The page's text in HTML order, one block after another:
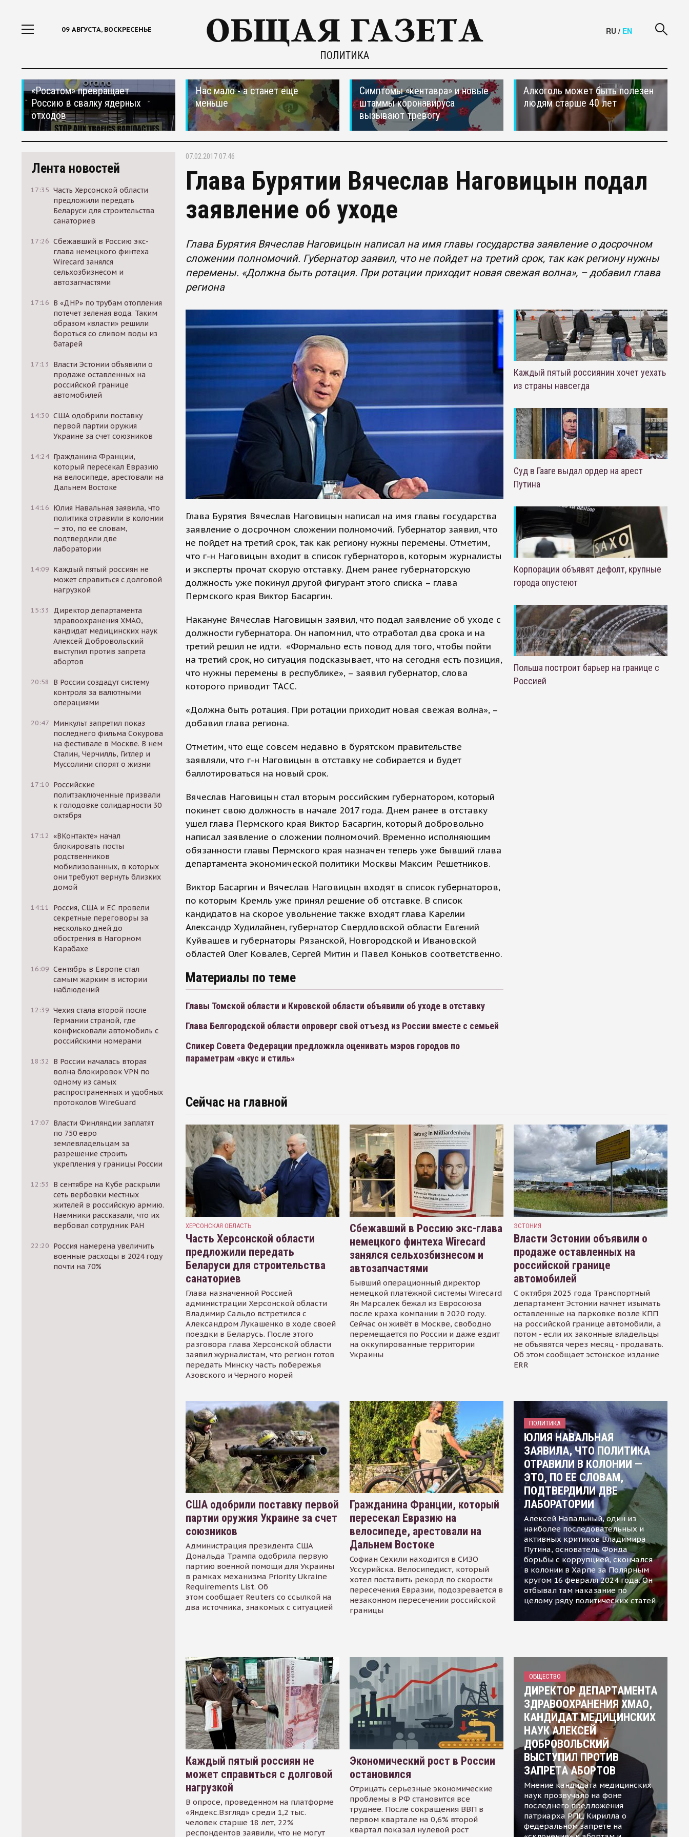
09 АВГУСТА, ВОСКРЕСЕНЬЕ
ПОЛИТИКА
RU / EN
«Росатом» превращает
Россию в свалку ядерных
отходов
Нас мало - а станет еще
меньше
Симптомы «кентавра» и новые
штаммы коронавируса
вызывают тревогу
Алкоголь может быть полезен
людям старше 40 лет
Лента новостей
17:35 Часть Херсонской области
предложили передать
Беларуси для строительства
санаториев
17:26 Сбежавший в Россию экс-
глава немецкого финтеха
Wirecard занялся
сельхозбизнесом и
автозапчастями
17:16 В «ДНР» по трубам отопления
потечет зеленая вода. Таким
образом «власти» решили
бороться со сливом воды из
батарей
17:13
Власти Эстонии объявили о
продаже оставленных на
российской границе
автомобилей
14:30 США одобрили поставку
первой партии оружия
Украине за счет союзников
14:24 Гражданина Франции,
который пересекал Евразию
на велосипеде, арестовали на
Дальнем Востоке
14:16 Юлия Навальная заявила, что
политика отравили в колонии
— это, по ее словам,
подтвердили две
лаборатории
14:09 Каждый пятый россиян не
может справиться с долговой
нагрузкой
15:33
Директор департамента
здравоохранения ХМАО,
кандидат медицинских наук
Алексей Добровольский
выступил против запрета
абортов
20:58
В России создадут систему
контроля за валютными
операциями
20:47 Минкульт запретил показ
последнего фильма Сокурова
на фестивале в Москве. В нем
Сталин, Черчилль, Гитлер и
Муссолини спорят о жизни
17:10 Российские
политзаключенные призвали
к голодовке солидарности 30
октября
17:12 «ВКонтакте» начал
блокировать посты
родственников
мобилизованных, в которых
они требуют вернуть близких
домой
14:11
Россия, США и ЕС провели
секретные переговоры за
несколько дней до
обострения в Нагорном
Карабахе
16:09 Сентябрь в Европе стал
самым жарким в истории
наблюдений
12:39 Чехия стала второй после
Германии страной, где
конфисковали автомобиль с
российскими номерами
18:32
В России началась вторая
волна блокировок VPN по
одному из самых
распространенных и удобных
протоколов WireGuard
17:07 Власти Финляндии заплатят
по 750 евро
землевладельцам за
разрешение строить
укрепления у границы России
12:53
В сентябре на Кубе раскрыли
сеть вербовки местных
жителей в российскую армию.
Наемники рассказали, что их
вербовал сотрудник РАН
22:20 Россия намерена увеличить
военные расходы в 2024 году
почти на 70%
07.02.2017 07:46
Глава Бурятии Вячеслав Наговицын подал
заявление об уходе
Глава Бурятия Вячеслав Наговицын написал на имя главы государства заявление о досрочном
сложении полномочий. Губернатор заявил, что не пойдет на третий срок, так как региону нужны
перемены. «Должна быть ротация. При ротации приходит новая свежая волна», – добавил глава
региона
Глава Бурятия Вячеслав Наговицын написал на имя главы государства
заявление о досрочном сложении полномочий. Губернатор заявил, что
не пойдет на третий срок, так как региону нужны перемены. Отметим,
что г-н Наговицын входит в список губернаторов, которым журналисты
и эксперты прочат скорую отставку. Днем ранее губернаторскую
должность уже покинул другой фигурант этого списка – глава
Пермского края Виктор Басаргин.
Накануне Вячеслав Наговицын заявил, что подал заявление об уходе с
должности губернатора. Он напомнил, что отработал два срока и на
третий решил не идти. «Формально есть повод для того, чтобы пойти
на третий срок, но ситуация подсказывает, что на сегодня есть позиция,
что нужны перемены в республике», – заявил губернатор, слова
которого приводит ТАСС.
«Должна быть ротация. При ротации приходит новая свежая волна», –
добавил глава региона.
Отметим, что еще совсем недавно в бурятском правительстве
заявляли, что г-н Наговицын в отставку не собирается и будет
баллотироваться на новый срок.
Вячеслав Наговицын стал вторым российским губернатором, который
покинет свою должность в начале 2017 года. Днем ранее в отставку
ушел глава Пермского края Виктор Басаргин, который добровольно
написал заявление о сложении полномочий. Временно исполняющим
обязанности главы Пермского края назначен теперь уже бывший глава
департамента экономической политики Москвы Максим Решетников.
Виктор Басаргин и Вячеслав Наговицын входят в список губернаторов,
по которым Кремль уже принял решение об отставке. В список
кандидатов на скорое увольнение также входят глава Карелии
Александр Худилайнен, губернатор Свердловской области Евгений
Куйвашев и губернаторы Рязанской, Новгородской и Ивановской
областей Олег Ковалев, Сергей Митин и Павел Коньков соответственно.
Материалы по теме
Главы Томской области и Кировской области объявили об уходе в отставку
Глава Белгородской области опроверг свой отъезд из России вместе с семьей
Спикер Совета Федерации предложила оценивать мэров городов по
параметрам «вкус и стиль»
Каждый пятый россиянин хочет уехать
из страны навсегда
Суд в Гааге выдал ордер на арест
Путина
Корпорации объявят дефолт, крупные
города опустеют
Польша построит барьер на границе с
Россией
Сейчас на главной
ХЕРСОНСКАЯ ОБЛАСТЬ
Часть Херсонской области
предложили передать
Беларуси для строительства
санаториев
Глава назначенной Россией
администрации Херсонской области
Владимир Сальдо встретился с
Александром Лукашенко в ходе своей
поездки в Беларусь. После этого
разговора глава Херсонской области
заявил журналистам, что регион готов
передать Минску часть побережья
Азовского и Черного морей
Сбежавший в Россию экс-глава
немецкого финтеха Wirecard
занялся сельхозбизнесом и
автозапчастями
Бывший операционный директор
немецкой платёжной системы Wirecard
Ян Марсалек бежал из Евросоюза
после краха компании в 2020 году.
Сейчас он живёт в Москве, свободно
перемещается по России и даже ездит
на оккупированные территории
Украины
ЭСТОНИЯ
Власти Эстонии объявили о
продаже оставленных на
российской границе
автомобилей
С октября 2025 года Транспортный
департамент Эстонии начнет изымать
оставленные на парковке возле КПП
на российской границе автомобили, а
потом - если их законные владельцы
не объявятся через месяц - продавать.
Об этом сообщает эстонское издание
ERR
США одобрили поставку первой
партии оружия Украине за счет
союзников
Администрация президента США
Дональда Трампа одобрила первую
партию военной помощи для Украины
в рамках механизма Priority Ukraine
Requirements List. Об
этом сообщает Reuters со ссылкой на
два источника, знакомых с ситуацией
Гражданина Франции, который
пересекал Евразию на
велосипеде, арестовали на
Дальнем Востоке
Софиан Сехили находится в СИЗО
Уссурийска. Велосипедист, который
хотел поставить рекорд по скорости
пересечения Евразии, подозревается в
незаконном пересечении российской
границы
ПОЛИТИКА
ЮЛИЯ НАВАЛЬНАЯ
ЗАЯВИЛА, ЧТО ПОЛИТИКА
ОТРАВИЛИ В КОЛОНИИ —
ЭТО, ПО ЕЕ СЛОВАМ,
ПОДТВЕРДИЛИ ДВЕ
ЛАБОРАТОРИИ
Алексей Навальный, один из
наиболее последовательных и
активных критиков Владимира
Путина, основатель Фонда
борьбы с коррупцией, скончался
в колонии в Харпе за Полярным
кругом 16 февраля 2024 года. Он
отбывал там наказание по
целому ряду политических статей
Каждый пятый россиян не
может справиться с долговой
нагрузкой
В опросе, проведенном на платформе
«Яндекс.Взгляд» среди 1,2 тыс.
человек старше 18 лет, 22%
респондентов заявили, что не могут
Экономический рост в России
остановился
Отрицать серьезные экономические
проблемы в РФ становится все
труднее. После сокращения ВВП в
первом квартале на 0,6% второй
квартал показал нулевой рост
ОБЩЕСТВО
ДИРЕКТОР ДЕПАРТАМЕНТА
ЗДРАВООХРАНЕНИЯ ХМАО,
КАНДИДАТ МЕДИЦИНСКИХ
НАУК АЛЕКСЕЙ
ДОБРОВОЛЬСКИЙ
ВЫСТУПИЛ ПРОТИВ
ЗАПРЕТА АБОРТОВ
Мнение кандидата медицинских
наук прозвучало на фоне
последнего предложения
патриарха РПЦ Кирилла о
федеральном запрете на